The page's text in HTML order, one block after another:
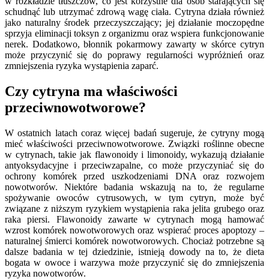
schudnąć lub utrzymać zdrową wagę ciała. Cytryna działa również
jako naturalny środek przeczyszczający; jej działanie moczopędne
sprzyja eliminacji toksyn z organizmu oraz wspiera funkcjonowanie
nerek. Dodatkowo, błonnik pokarmowy zawarty w skórce cytryn
może przyczynić się do poprawy regularności wypróżnień oraz
zmniejszenia ryzyka wystąpienia zaparć.
Czy cytryna ma właściwości
przeciwnowotworowe?
W ostatnich latach coraz więcej badań sugeruje, że cytryny mogą
mieć właściwości przeciwnowotworowe. Związki roślinne obecne
w cytrynach, takie jak flawonoidy i limonoidy, wykazują działanie
antyoksydacyjne i przeciwzapalne, co może przyczyniać się do
ochrony komórek przed uszkodzeniami DNA oraz rozwojem
nowotworów. Niektóre badania wskazują na to, że regularne
spożywanie owoców cytrusowych, w tym cytryn, może być
związane z niższym ryzykiem wystąpienia raka jelita grubego oraz
raka piersi. Flawonoidy zawarte w cytrynach mogą hamować
wzrost komórek nowotworowych oraz wspierać proces apoptozy –
naturalnej śmierci komórek nowotworowych. Chociaż potrzebne są
dalsze badania w tej dziedzinie, istnieją dowody na to, że dieta
bogata w owoce i warzywa może przyczynić się do zmniejszenia
ryzyka nowotworów.